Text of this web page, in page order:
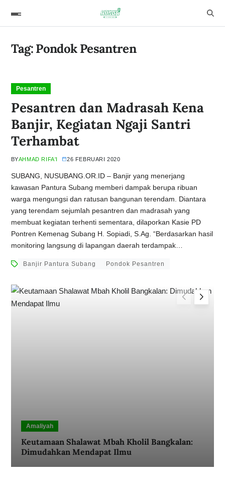
Tag:Pondok Pesantren
Pesantren
Pesantren dan Madrasah Kena
Banjir, Kegiatan Ngaji Santri
Terhambat
BYAHMAD RIFA'I 26 FEBRUARI 2020
SUBANG, NUSUBANG.OR.ID – Banjir yang menerjang
kawasan Pantura Subang memberi dampak berupa ribuan
warga mengungsi dan ratusan bangunan terendam. Diantara
yang terendam sejumlah pesantren dan madrasah yang
membuat kegiatan terhenti sementara, dilaporkan Kasie PD
Pontren Kemenag Subang H. Sopiadi, S.Ag. “Berdasarkan hasil
monitoring langsung di lapangan daerah terdampak…
Banjir Pantura Subang Pondok Pesantren
Amaliyah
Keutamaan Shalawat Mbah Kholil Bangkalan:
Dimudahkan Mendapat Ilmu